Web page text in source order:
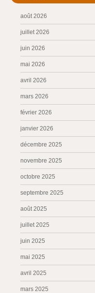
août 2026
juillet 2026
juin 2026
mai 2026
avril 2026
mars 2026
février 2026
janvier 2026
décembre 2025
novembre 2025
octobre 2025
septembre 2025
août 2025
juillet 2025
juin 2025
mai 2025
avril 2025
mars 2025